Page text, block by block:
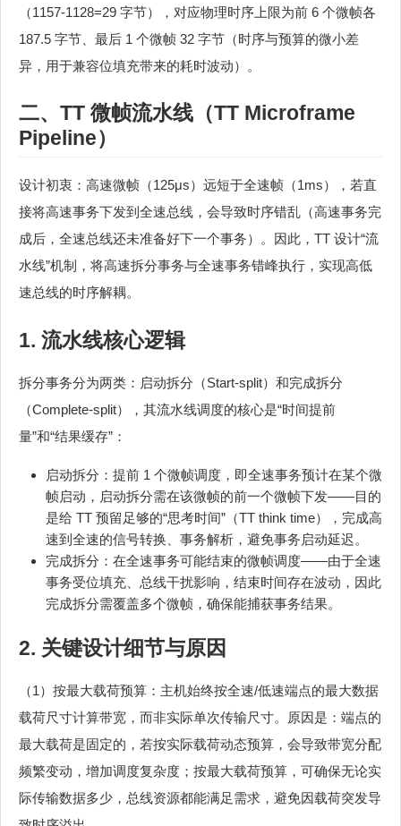
（1157-1128=29 字节），对应物理时序上限为前 6 个微帧各
187.5 字节、最后 1 个微帧 32 字节（时序与预算的微小差
异，用于兼容位填充带来的耗时波动）。
二、TT 微帧流水线（TT Microframe
Pipeline）
设计初衷：高速微帧（125μs）远短于全速帧（1ms），若直
接将高速事务下发到全速总线，会导致时序错乱（高速事务完
成后，全速总线还未准备好下一个事务）。因此，TT 设计“流
水线”机制，将高速拆分事务与全速事务错峰执行，实现高低
速总线的时序解耦。
1. 流水线核心逻辑
拆分事务分为两类：启动拆分（Start-split）和完成拆分
（Complete-split），其流水线调度的核心是“时间提前
量”和“结果缓存”：
启动拆分：提前 1 个微帧调度，即全速事务预计在某个微
帧启动，启动拆分需在该微帧的前一个微帧下发——目的
是给 TT 预留足够的“思考时间”（TT think time），完成高
速到全速的信号转换、事务解析，避免事务启动延迟。
完成拆分：在全速事务可能结束的微帧调度——由于全速
事务受位填充、总线干扰影响，结束时间存在波动，因此
完成拆分需覆盖多个微帧，确保能捕获事务结果。
2. 关键设计细节与原因
（1）按最大载荷预算：主机始终按全速/低速端点的最大数据
载荷尺寸计算带宽，而非实际单次传输尺寸。原因是：端点的
最大载荷是固定的，若按实际载荷动态预算，会导致带宽分配
频繁变动，增加调度复杂度；按最大载荷预算，可确保无论实
际传输数据多少，总线资源都能满足需求，避免因载荷突发导